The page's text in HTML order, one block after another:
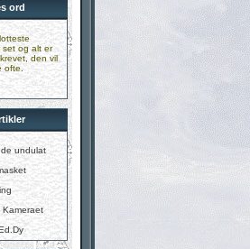
ord
set og alt er
den vil
ofte.
undulat
Kameraet